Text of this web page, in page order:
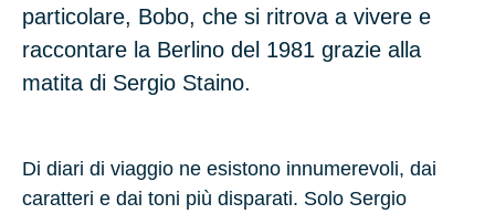
particolare, Bobo, che si ritrova a vivere e
raccontare la Berlino del 1981 grazie alla
matita di Sergio Staino.
Di diari di viaggio ne esistono innumerevoli, dai
caratteri e dai toni più disparati. Solo Sergio